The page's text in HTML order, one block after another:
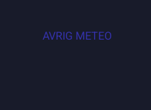
AVRIG METEO